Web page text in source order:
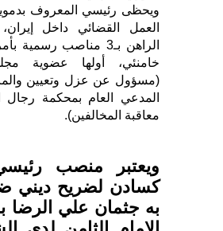
ويحظى رئيسي المعروف
العمل القضائي داخل
الراهن بـ3 مناصب
خامنئي، أولها عضوية
(مسؤول عن عزل وتعيين
المدعي العام بمحكمة رجال
معاقبة المخالفين).
ويعتبر منصب
كسادن لضريح ديني
به جثمان علي